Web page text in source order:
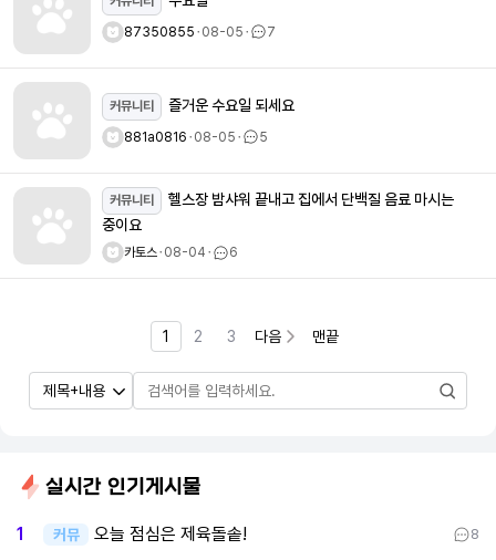
87350855ㆍ08-05ㆍ 7
커뮤니티 즐거운 수요일 되세요
881a0816ㆍ08-05ㆍ 5
커뮤니티
중이요
카토스ㆍ08-04ㆍ 6
1 2 3 다음 맨끝
실시간 인기게시물
1 커뮤 오늘 점심은 제육돌솥! 8